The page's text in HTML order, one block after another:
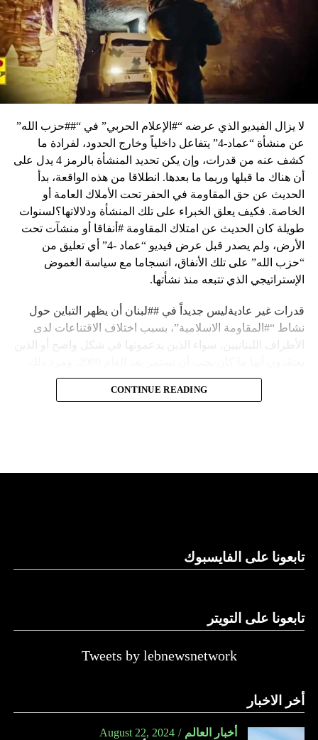
لا يزال الفيديو الذي عرضه “#الإعلام الحربي” في “##حزب الله”
عن منشأة “عماد-4” يتفاعل داخلياً وخارج الحدود، لفرادة ما
كشف عنه من قدرات، وإن يكن تحديد المنشأة بالرمز 4 يدل على
أن هناك ما قبلها وربما ما بعدها. انطلاقا من هذه الواقعة، بدأ
الحديث عن حق المقاومة في الحفر تحت الأملاك العامة أو
الخاصة. فكيف يعلق الخبراء على تلك المنشأة ودلالاتها؟لسنوات
طويلة كان الحديث عن امتلاك المقاومة #أنفاقا أو منشآت تحت
الأرض، ولم يصدر قبل عرض فيديو “عماد -4” أي تعليق من
“حزب الله” على تلك الأنفاق، انسجاما مع سياسة الغموض
الإستراتيجي الذي تتبعه منذ نشأتها.
قدرات غير عاديةليس جديداً في ##لبنان أن يظهر التباين حول
نشاط “#المقاومة الاسلامية”، بسبب اختلاف الاقتناعات لدى
الأطراف اللبنانيين، سواء الذين يدعمونها في شكل واضح أو الذين
إلى أن المقاومة ضد الاحتلال الإسرائيلي لم تكن يوماً محط
إجماع داخلي، وإن كانت القوى اللبنانية المؤمنة بالصراع ضد
النهار
CONTINUE READING
تابعونا على الفايسبوك
تابعونا على التويتر
Tweets by lebnewsnetwork
أخر الاخبار
أخبار العالم August 22, 2024